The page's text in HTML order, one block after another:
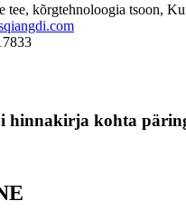
tee, kõrgtehnoloogia tsoon,
hinnakirja kohta